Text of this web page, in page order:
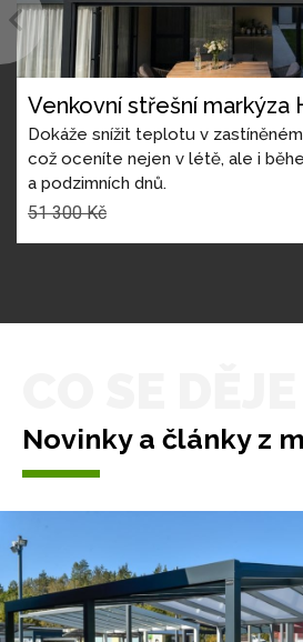
Venkovní střešní markýza
Dokáže snížit teplotu v zastíněném
což oceníte nejen v létě, ale i
a podzimních dnů.
51 300 Kč
Novinky a články z